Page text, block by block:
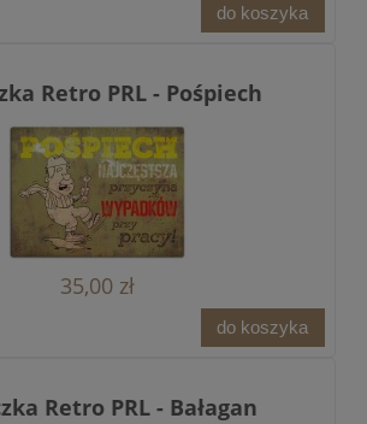
do koszyka
Retro PRL - Pośpiech
35,00 zł
do koszyka
Retro PRL - Bałagan